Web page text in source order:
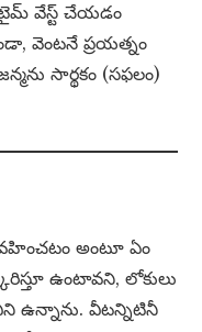
టైమ్ వేస్ట్ చేయడం
వెంటనే ప్రయత్నం
సార్థకం (సఫలం)
అంటూ ఏం
ఉంటావని, లోకులు
ఉన్నాను. వీటన్నిటినీ